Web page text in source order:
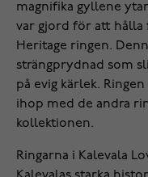
magnifika gyllene
var gjord för att hålla
Heritage ringen.
strängprydnad som
på evig kärlek.
ihop med de andra
kollektionen.
Ringarna i Kalevala